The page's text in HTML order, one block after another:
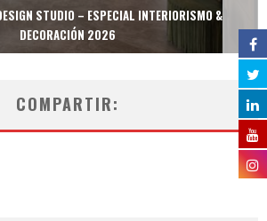
STUDIO – ESPECIAL INTERIORISMO &
DECORACIÓN 2026
COMPARTIR: